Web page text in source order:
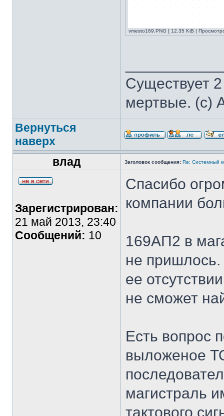
vmesto169.PNG [ 12.35 KiB |
Существует
мертвые. (с)
Вернуться
наверх
влад
Заголовок сообщения: Re: Системный
Зарегистрирован:
21 май 2013, 23:40
Сообщений: 10
Спасибо
компании
169АП2 в
не
ее
не сможет
Есть вопрос
выложеное
магистраль
тактового